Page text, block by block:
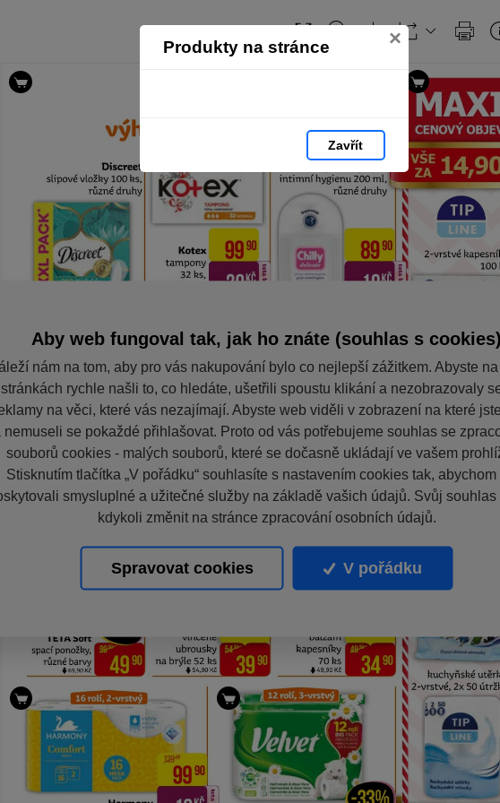
Produkty na stránce ×
Zavřít
Aby web fungoval tak, jak ho znáte (souhlas s cookies)
nám na tom, aby pro vás nakupování bylo co nejlepší zážitkem. Abyste
stránkách rychle našli to, co hledáte, ušetřili spoustu klikání a nezobrazovaly
na věci, které vás nezajímají. Abyste web viděli v zobrazení na které
nemuseli se pokaždé přihlašovat. Proto od vás potřebujeme souhlas se
souborů cookies - malých souborů, které se dočasně ukládají ve vašem
Stisknutím tlačítka „V pořádku“ souhlasíte s nastavením cookies tak, abychom
smysluplné a užitečné služby na základě vašich údajů. Svůj souhlas
kdykoli změnit na stránce zpracování osobních údajů.
Spravovat cookies V pořádku